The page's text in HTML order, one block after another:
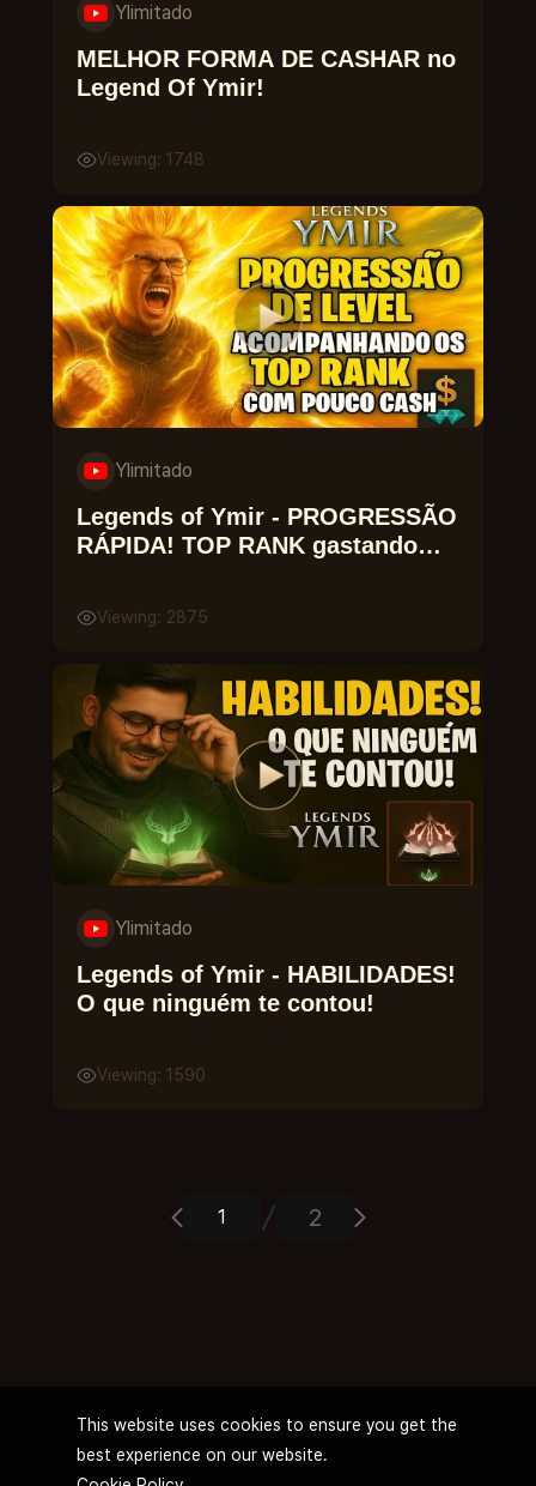
Ylimitado
MELHOR FORMA DE CASHAR no
Legend Of Ymir!
Viewing: 1748
Ylimitado
Legends of Ymir - PROGRESSÃO
RÁPIDA! TOP RANK gastando
Viewing: 2875
Ylimitado
Legends of Ymir - HABILIDADES!
O que ninguém te contou!
Viewing: 1590
2
This website uses cookies to ensure you get the
best experience on our website.